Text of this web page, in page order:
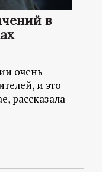
в
очень
и это
рассказала